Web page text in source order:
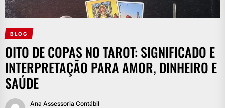
BLOG
OITO DE COPAS NO TAROT: SIGNIFICADO E
INTERPRETAÇÃO PARA AMOR, DINHEIRO E
SAÚDE
Ana Assessoria Contábil